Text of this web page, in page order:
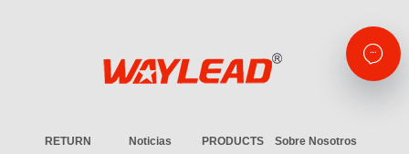
RETURN Noticias PRODUCTS Sobre Nosotros